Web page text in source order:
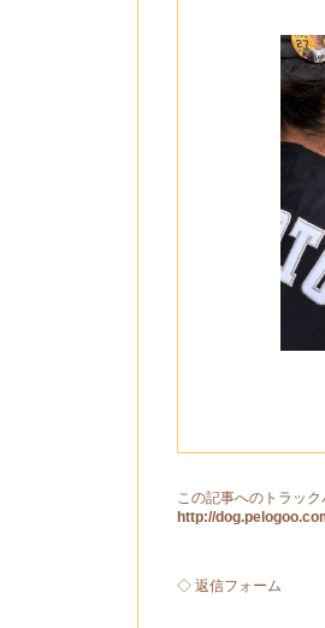
この記事へのトラッ
http://
◇ 返信フォーム